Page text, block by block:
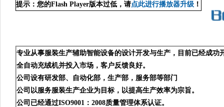
提示：您的Flash Player版本过低，请点此进行播放器升级 ！
专业从事服装生产辅助智能设备的设计开发与生产，目前已经成功
全自动充绒机并投入市场，客户反馈良好。
公司设有研发部、自动化部，生产部，服务部等部门
公司以服务服装生产企业为目标，以提高生产效率为宗旨。
公司已经通过ISO9001：2008质量管理体系认证。